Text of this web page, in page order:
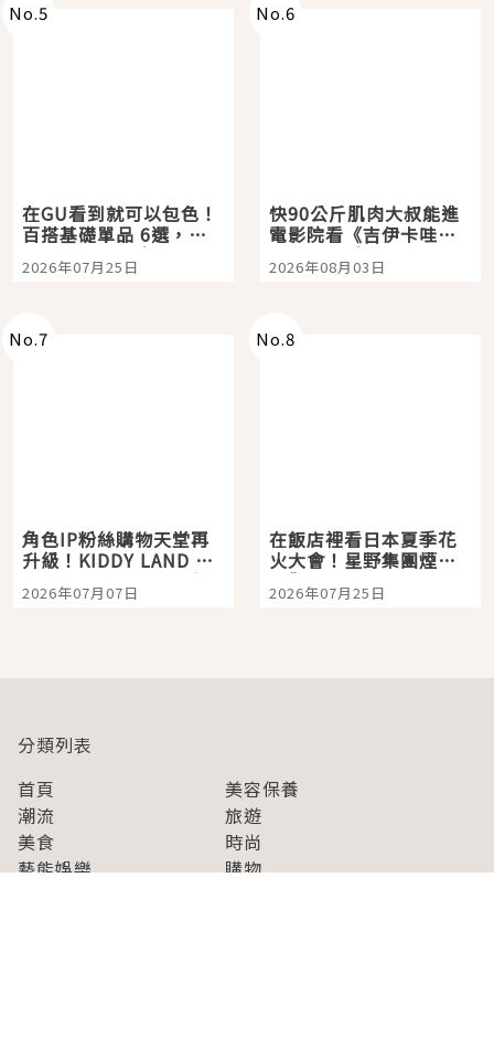
No.5
在GU看到就可以包色！
百搭基礎單品 6選，閉
眼全收也不心疼
2026年07月25日
No.6
快90公斤肌肉大叔能進
電影院看《吉伊卡哇》
嗎？日本重金屬樂團
「打首」會長與nagano
2026年08月03日
No.7
角色IP粉絲購物天堂再
升級！KIDDY LAND 原
宿店吉伊卡哇迎客，新
開幕 OMOKADO 店3分
2026年07月07日
No.8
在飯店裡看日本夏季花
火大會！星野集團煙火
景觀飯店6選，讓你不用
人擠人悠閒欣賞
2026年07月25日
分類列表
首頁
美容保養
潮流
旅遊
美食
時尚
藝能娛樂
購物